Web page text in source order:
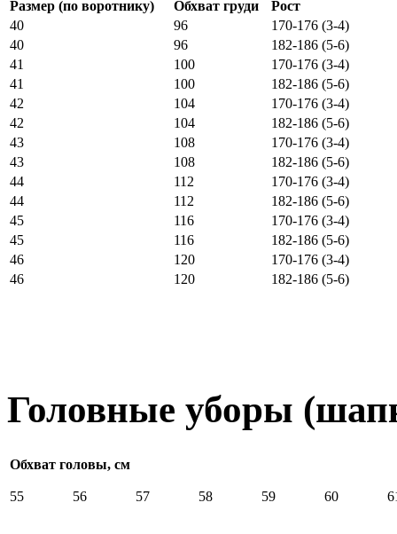
Размер (по воротнику) Обхват груди
Рост
40
96
170-176 (3-4)
40
96
182-186 (5-6)
41
100
170-176 (3-4)
41
100
182-186 (5-6)
42
104
170-176 (3-4)
42
104
182-186 (5-6)
43
108
170-176 (3-4)
43
108
182-186 (5-6)
44
112
170-176 (3-4)
44
112
182-186 (5-6)
45
116
170-176 (3-4)
45
116
182-186 (5-6)
46
120
170-176 (3-4)
46
120 182-186 (5-6)
Головные уборы
Обхват головы, см
55 56 57 58 59 60